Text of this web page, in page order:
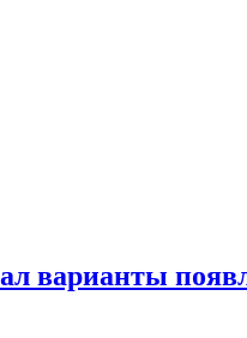
варианты